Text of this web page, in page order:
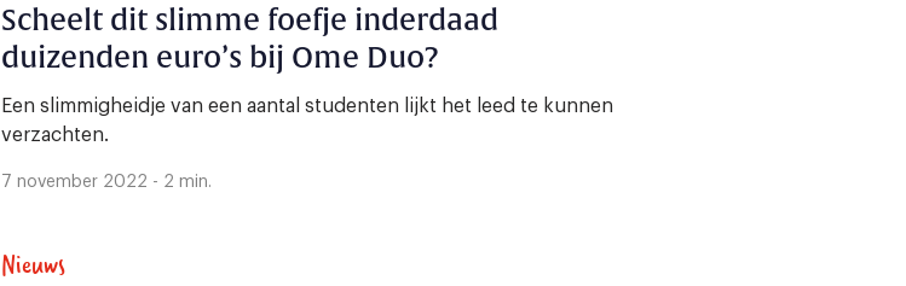
Scheelt dit slimme foefje inderdaad
duizenden euro’s bij Ome Duo?
Een slimmigheidje van een aantal studenten lijkt het leed te kunnen
verzachten.
7 november 2022 - 2 min.
Nieuws